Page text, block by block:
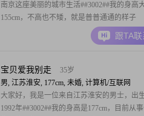
南京这座美丽的城市生活##3002##我的身高
155cm，不高也不矮，就是普普通通的样子
##3002##每个月我有 3001 - 5000 元的收入，
不算多，但也能满足基本的生活需求
重要性，一直保
跟TA联
宝贝爱我别走
35岁
男, 江苏淮安, 177cm, 未婚, 计算机/互联网
大家好，我是一位来自江苏淮安的男士，出
1992年##3002##我的身高是177cm，目前从